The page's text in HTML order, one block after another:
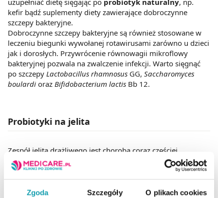
Zgoda Szczegóły O plikach cookies
kefir bądź suplementy diety zawierające dobroczynne
szczepy bakteryjne.
Dobroczynne szczepy bakteryjne są również stosowane w
leczeniu biegunki wywołanej rotawirusami zarówno u dzieci
jak i dorosłych. Przywrócenie równowagii mikroflowy
bakteryjnej pozwala na zwalczenie infekcji. Warto sięgnąć
po szczepy Lactobacillus rhamnosus GG, Saccharomyces
boulardi oraz Bifidobacterium lactis Bb 12.
Probiotyki na jelita
Zespół jelita drażliwego jest chorobą coraz częściej
pojawiającą się w społeczeństwie. Nie znana jest dokładna
przyczyna, a leczenie polega jedynie na łagodzeniu szeregu
dokuczliwych objawów. Za pomocą odpowiednio
dobranych leków, zaleceń dietetycznych i innych metod,